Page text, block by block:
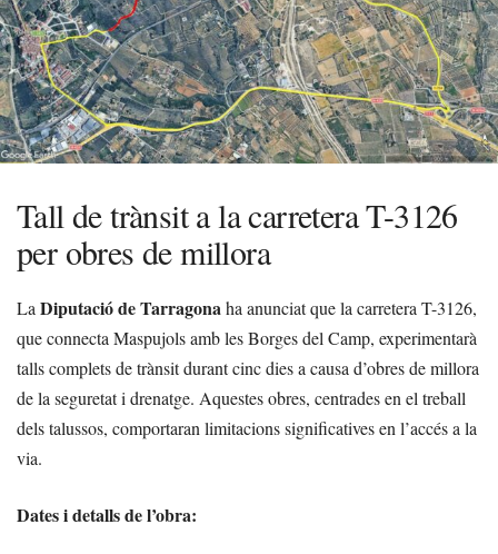
Tall de trànsit a la carretera T-3126
per obres de millora
La Diputació de Tarragona ha anunciat que la carretera T-3126,
que connecta Maspujols amb les Borges del Camp, experimentarà
talls complets de trànsit durant cinc dies a causa d’obres de millora
de la seguretat i drenatge. Aquestes obres, centrades en el treball
dels talussos, comportaran limitacions significatives en l’accés a la
via.
Dates i detalls de l’obra: